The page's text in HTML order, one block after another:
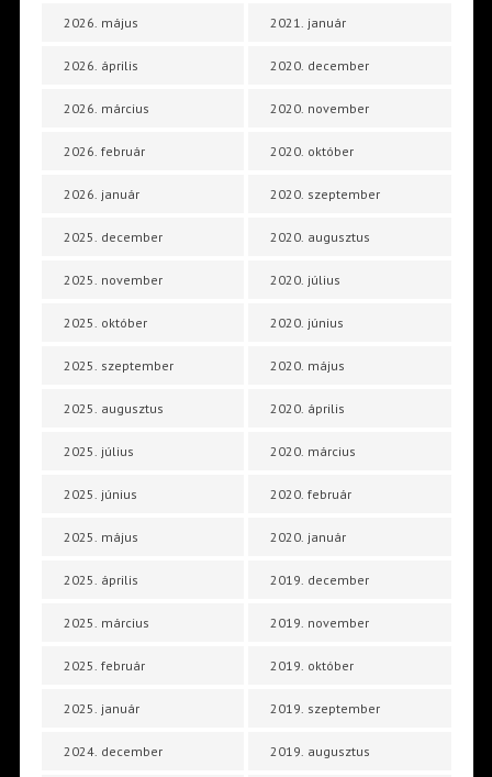
2026. május
2026. április
2026. március
2026. február
2026. január
2025. december
2025. november
2025. október
2025. szeptember
2025. augusztus
2025. július
2025. június
2025. május
2025. április
2025. március
2025. február
2025. január
2024. december
2021. január
2020. december
2020. november
2020. október
2020. szeptember
2020. augusztus
2020. július
2020. június
2020. május
2020. április
2020. március
2020. február
2020. január
2019. december
2019. november
2019. október
2019. szeptember
2019. augusztus